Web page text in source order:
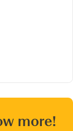
more!